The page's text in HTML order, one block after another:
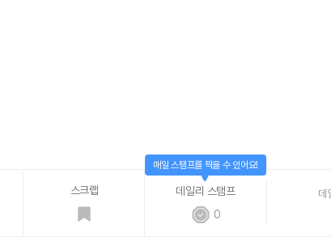
스크랩
데일리 스탬프
0
매일 스탬프를 찍을 수 있어요!
데